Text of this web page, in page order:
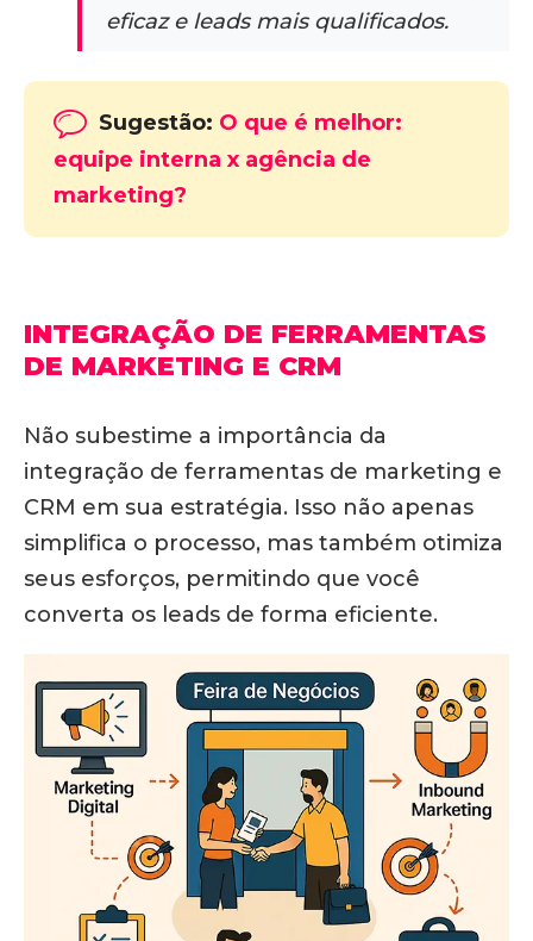
eficaz e leads mais qualificados.
Sugestão: O que é melhor:
equipe interna x agência de
marketing?
INTEGRAÇÃO DE FERRAMENTAS
DE MARKETING E CRM
Não subestime a importância da
integração de ferramentas de marketing e
CRM em sua estratégia. Isso não apenas
simplifica o processo, mas também otimiza
seus esforços, permitindo que você
converta os leads de forma eficiente.